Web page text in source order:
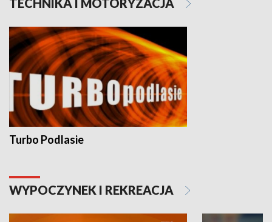
TECHNIKA I MOTORYZACJA
Turbo Podlasie
WYPOCZYNEK I REKREACJA